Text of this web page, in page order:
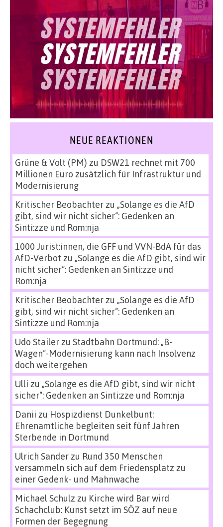
NEUE REAKTIONEN
Grüne & Volt (PM) zu DSW21 rechnet mit 700
Millionen Euro zusätzlich für Infrastruktur und
Modernisierung
Kritischer Beobachterzu „Solange es die AfD
gibt, sind wir nicht sicher“: Gedenken an
Sinti:zze und Rom:nja
1000 Jurist:innen, die GFF und VVN-BdA für das
AfD-Verbot zu „Solange es die AfD gibt, sind wir
nicht sicher“: Gedenken an Sinti:zze und
Rom:nja
Kritischer Beobachterzu „Solange es die AfD
gibt, sind wir nicht sicher“: Gedenken an
Sinti:zze und Rom:nja
Udo Stailerzu Stadtbahn Dortmund: „B-
Wagen“-Modernisierung kann nach Insolvenz
doch weitergehen
Ulli zu „Solange es die AfD gibt, sind wir nicht
sicher“: Gedenken an Sinti:zze und Rom:nja
Danii zu Hospizdienst Dunkelbunt:
Ehrenamtliche begleiten seit fünf Jahren
Sterbende in Dortmund
Ulrich Sanderzu Rund 350 Menschen
versammeln sich auf dem Friedensplatz zu
einer Gedenk- und Mahnwache
Michael Schulz zu Kirche wird Bar wird
Schachclub: Kunst setzt im SÖZ auf neue
Formen der Begegnung